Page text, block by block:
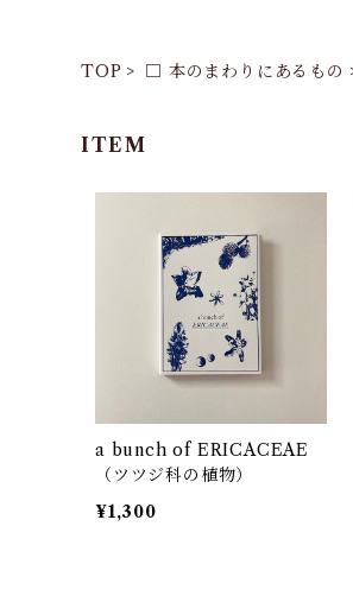
TOP □ 本のまわりにあるもの
ITEM
a bunch of ERICACEAE
（ツツジ科の植物）
¥1,300